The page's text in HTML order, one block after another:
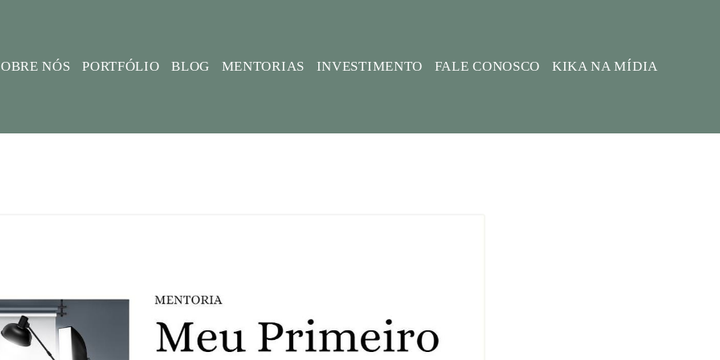
NÓS PORTFÓLIO BLOG MENTORIAS INVESTIMENTO FALE CONOSCO KIKA NA MÍDIA